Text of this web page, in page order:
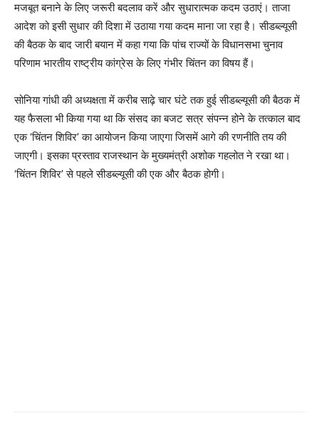
मजबूत बनाने के लिए जरूरी बदलाव करें और सुधारात्मक कदम उठाएं। ताजा
आदेश को इसी सुधार की दिशा में उठाया गया कदम माना जा रहा है। सीडब्ल्यूसी
की बैठक के बाद जारी बयान में कहा गया कि पांच राज्यों के विधानसभा चुनाव
परिणाम भारतीय राष्ट्रीय कांग्रेस के लिए गंभीर चिंतन का विषय हैं।
सोनिया गांधी की अध्यक्षता में करीब साढ़े चार घंटे तक हुई सीडब्ल्यूसी की बैठक में
यह फैसला भी किया गया था कि संसद का बजट सत्र संपन्न होने के तत्काल बाद
एक ‘चिंतन शिविर’ का आयोजन किया जाएगा जिसमें आगे की रणनीति तय की
जाएगी। इसका प्रस्ताव राजस्थान के मुख्यमंत्री अशोक गहलोत ने रखा था।
‘चिंतन शिविर’ से पहले सीडब्ल्यूसी की एक और बैठक होगी।